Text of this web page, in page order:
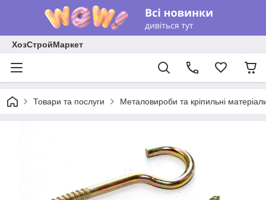
ХозСтройМаркет
Товари та послуги Металовироби та кріпильні